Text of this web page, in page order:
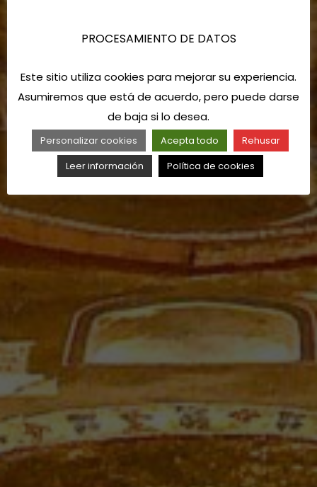
PROCESAMIENTO DE DATOS
Este sitio utiliza cookies para mejorar su experiencia.
Asumiremos que está de acuerdo, pero puede darse
de baja si lo desea.
Personalizar cookies Acepta todo
Rehusar
Leer información
Política de cookies